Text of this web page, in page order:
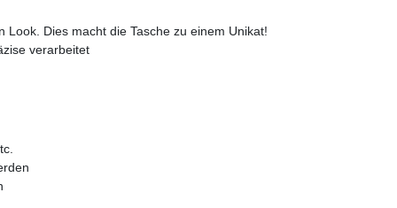
Dies macht die Tasche zu einem Unikat!
verarbeitet